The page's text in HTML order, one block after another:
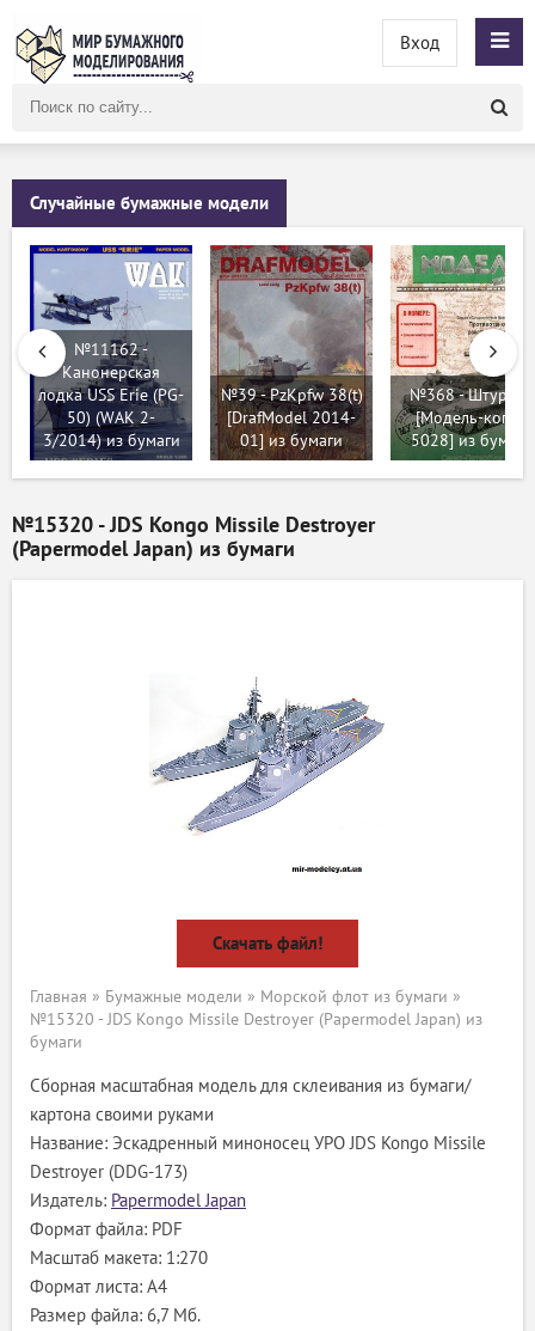
сайту
Вход
Случайные бумажные модели
№11162 -
Канонерская
лодка USS Erie (PG-
50) (WAK 2-
3/2014) из бумаги
№39 - PzKpfw 38(t)
[DrafModel 2014-
01] из бумаги
№368 - Штурм-С
[Модель-копия
5028] из бумаги
№15320 - JDS Kongo Missile Destroyer
(Papermodel Japan) из бумаги
Скачать файл!
Главная » Бумажные модели » Морской флот из бумаги »
№15320 - JDS Kongo Missile Destroyer (Papermodel Japan) из
бумаги
Сборная масштабная модель для склеивания из бумаги/
картона своими руками
Название: Эскадренный миноносец УРО JDS Kongo Missile
Destroyer (DDG-173)
Издатель: Papermodel Japan
Формат файла: PDF
Масштаб макета: 1:270
Формат листа: А4
Размер файла: 6,7 Мб.